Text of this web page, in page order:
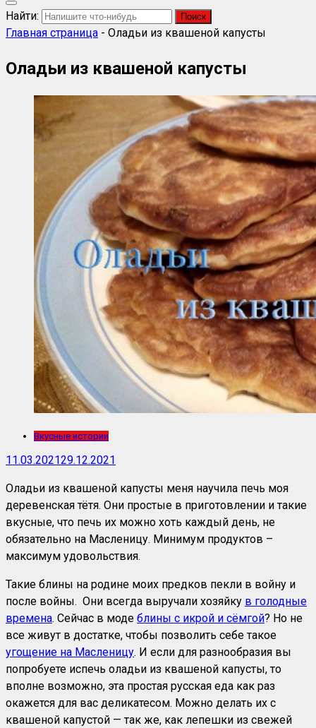
Найти:
Главная страница - Оладьи из квашеной капусты
Оладьи из квашеной капусты
Вкусные истории
11.03.202129.12.2021
Оладьи из квашеной капусты меня научила печь моя
деревенская тётя. Они простые в приготовлении и такие
вкусные, что печь их можно хоть каждый день, не
обязательно на Масленицу. Минимум продуктов –
максимум удовольствия.
Такие блины на родине моих предков пекли в войну и
после войны. Они всегда выручали хозяйку в голодные
времена. Сейчас в моде блины с икрой и сёмгой? Но не
все живут в достатке, чтобы позволить себе такое
угощение на Масленицу. И если для разнообразия вы
попробуете испечь оладьи из квашеной капусты, то
вполне возможно, эта простая русская еда как раз
окажется для вас деликатесом. Можно делать их с
квашеной капустой — так же, как лепешки из свежей